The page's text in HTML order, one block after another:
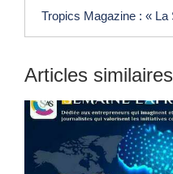
Articles similaires